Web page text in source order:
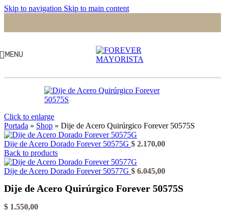
Skip to navigation Skip to main content
MENU
Click to enlarge
Portada » Shop » Dije de Acero Quirúrgico Forever 50575S
Dije de Acero Dorado Forever 50575G $ 2.170,00
Back to products
Dije de Acero Dorado Forever 50577G $ 6.045,00
Dije de Acero Quirúrgico Forever 50575S
$ 1.550,00